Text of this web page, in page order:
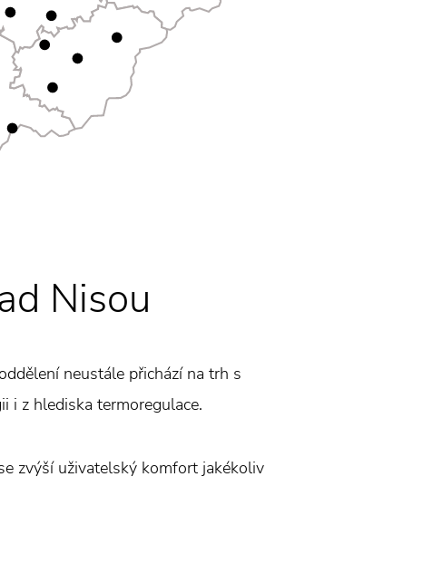
Nisou
neustále přichází na trh s
i z hlediska termoregulace.
zvýší uživatelský komfort jakékoliv